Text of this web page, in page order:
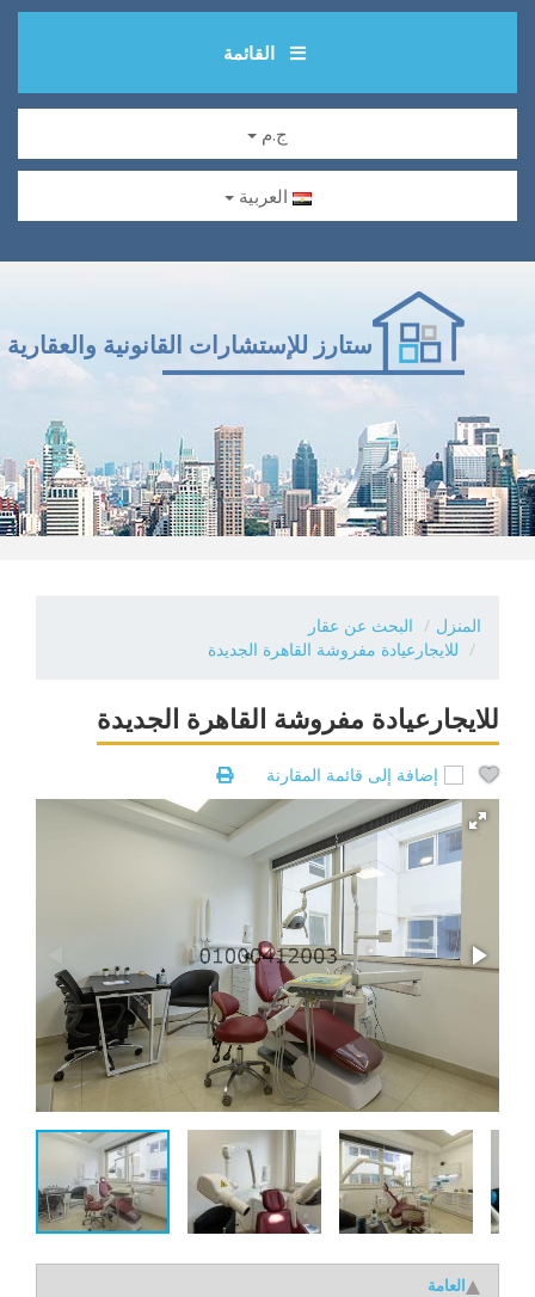
القائمة
ج.م
العربية
ستارز للإستشارات القانونية والعقارية
المنزل
البحث عن عقار
للايجارعيادة مفروشة القاهرة الجديدة
للايجارعيادة مفروشة القاهرة الجديدة
إضافة إلى قائمة المقارنة
العامة